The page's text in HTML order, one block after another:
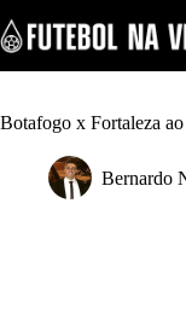
k
i
p
o
Botafogo x Fortaleza
Bernardo